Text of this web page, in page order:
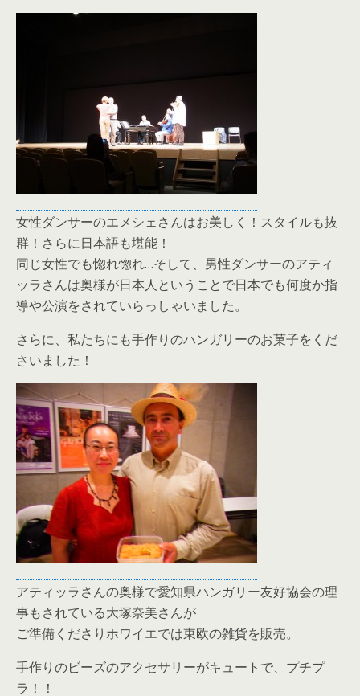
女性ダンサーのエメシェさんはお美しく！スタイルも抜
群！さらに日本語も堪能！
同じ女性でも惚れ惚れ…そして、男性ダンサーのアティ
ッラさんは奥様が日本人ということで日本でも何度か指
導や公演をされていらっしゃいました。
さらに、私たちにも手作りのハンガリーのお菓子をくだ
さいました！
アティッラさんの奥様で愛知県ハンガリー友好協会の理
事もされている大塚奈美さんが
ご準備くださりホワイエでは東欧の雑貨を販売。
手作りのビーズのアクセサリーがキュートで、プチプ
ラ！！